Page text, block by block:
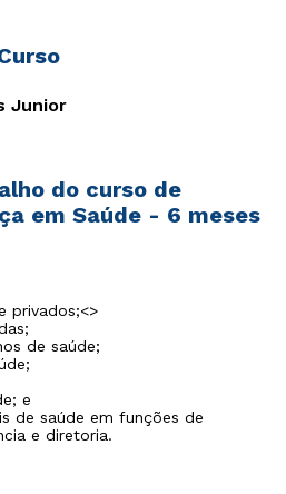
Junior
do curso de
em Saúde - 6 meses
privados;<>
de saúde;
e
de saúde em funções de
e diretoria.